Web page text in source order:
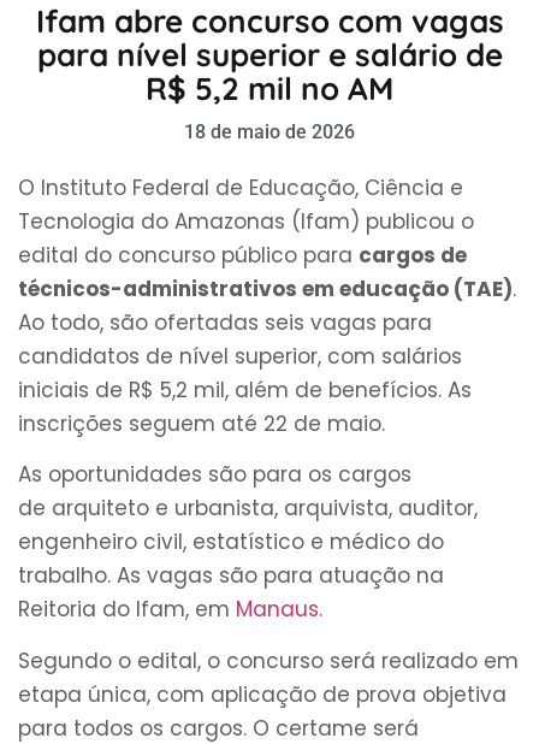
Ifam abre concurso com vagas
para nível superior e salário de
R$ 5,2 mil no AM
18 de maio de 2026
O Instituto Federal de Educação, Ciência e
Tecnologia do Amazonas (Ifam) publicou o
edital do concurso público para cargos de
técnicos-administrativos em educação (TAE).
Ao todo, são ofertadas seis vagas para
candidatos de nível superior, com salários
iniciais de R$ 5,2 mil, além de benefícios. As
inscrições seguem até 22 de maio.
As oportunidades são para os cargos
de arquiteto e urbanista, arquivista, auditor,
engenheiro civil, estatístico e médico do
trabalho. As vagas são para atuação na
Reitoria do Ifam, em Manaus.
Segundo o edital, o concurso será realizado em
etapa única, com aplicação de prova objetiva
para todos os cargos. O certame será